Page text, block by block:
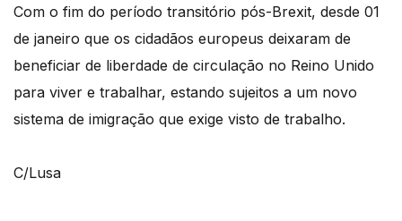
Com o fim do período transitório pós-Brexit, desde 01
de janeiro que os cidadãos europeus deixaram de
beneficiar de liberdade de circulação no Reino Unido
para viver e trabalhar, estando sujeitos a um novo
sistema de imigração que exige visto de trabalho.
C/Lusa